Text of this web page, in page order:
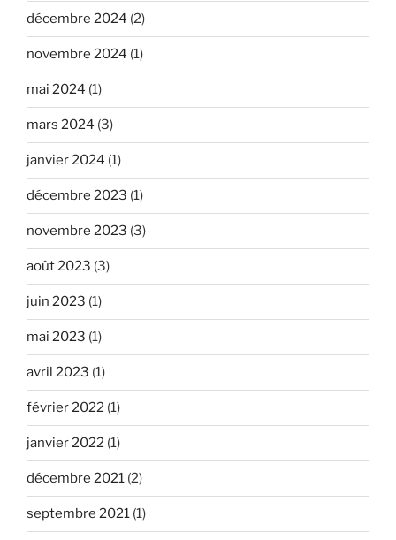
décembre 2024 (2)
novembre 2024 (1)
mai 2024 (1)
mars 2024 (3)
janvier 2024 (1)
décembre 2023 (1)
novembre 2023 (3)
août 2023 (3)
juin 2023 (1)
mai 2023 (1)
avril 2023 (1)
février 2022 (1)
janvier 2022 (1)
décembre 2021 (2)
septembre 2021 (1)